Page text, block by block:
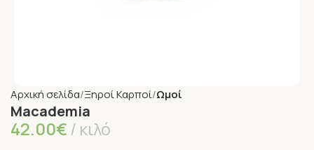
Αρχική σελίδα Ξηροί Καρποί Ωμοί
Macademia
42.00€ κιλό